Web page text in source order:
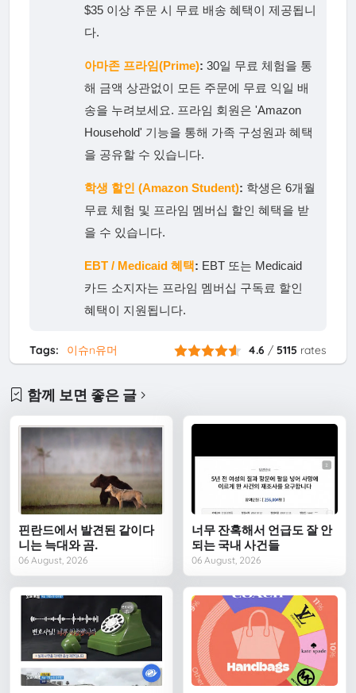
$35 이상 주문 시 무료 배송 혜택이 제공됩니
다.
아마존 프라임(Prime): 30일 무료 체험을 통
해 금액 상관없이 모든 주문에 무료 익일 배
송을 누려보세요. 프라임 회원은 'Amazon
Household' 기능을 통해 가족 구성원과 혜택
을 공유할 수 있습니다.
학생 할인 (Amazon Student): 학생은 6개월
무료 체험 및 프라임 멤버십 할인 혜택을 받
을 수 있습니다.
EBT / Medicaid 혜택: EBT 또는 Medicaid
카드 소지자는 프라임 멤버십 구독료 할인
혜택이 지원됩니다.
Tags: 이슈n유머 4.6 /5115 rates
함께 보면 좋은 글
핀란드에서 발견된 같이다
니는 늑대와 곰.
06 August, 2026
너무 잔혹해서 언급도 잘 안
되는 국내 사건들
06 August, 2026